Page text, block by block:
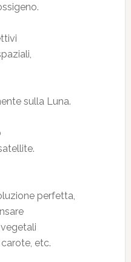
sulla Luna.
perfetta,
etc.